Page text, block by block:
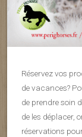
Réservez vos
de vacances?
de prendre soin
de les déplacer,
réservations